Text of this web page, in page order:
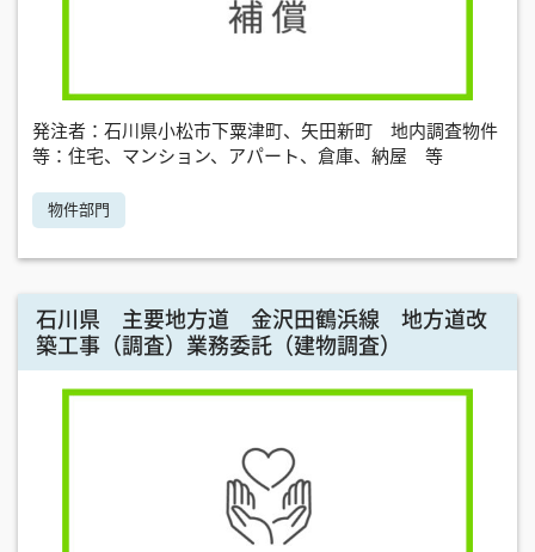
発注者：石川県小松市下粟津町、矢田新町 地内調査物件
等：住宅、マンション、アパート、倉庫、納屋 等
物件部門
石川県 主要地方道 金沢田鶴浜線 地方道改
築工事（調査）業務委託（建物調査）